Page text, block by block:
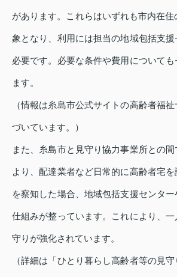
があります。これらはいずれも市内在
象となり、利用には担当の地域包括支
必要です。必要な条件や費用について
ます。
（情報は糸島市公式サイトの高齢者福
づいています。）
また、糸島市と見守り協力事業所との
より、配達業者など日常的に高齢者宅
を察知した場合、地域包括支援センタ
仕組みが整っています。これにより、
守りが強化されています。
（詳細は「ひとり暮らし高齢者等の見